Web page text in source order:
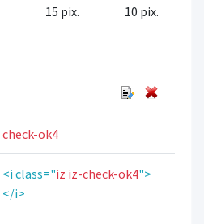
15 pix. 10 pix.
check-ok4
<i class="iz iz-check-ok4">
</i>